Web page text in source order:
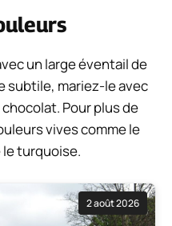
un large éventail de
subtile, mariez-le avec
Pour plus de
vives comme le
le turquoise.
2 août 2026